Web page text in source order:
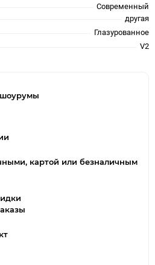
Современный
другая
Глазурованное
V2
картой или безналичным